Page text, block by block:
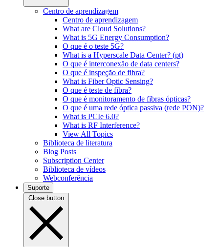
Centro de aprendizagem
Centro de aprendizagem
What are Cloud Solutions?
What is 5G Energy Consumption?
O que é o teste 5G?
What is a Hyperscale Data Center? (pt)
O que é interconexão de data centers?
O que é inspeção de fibra?
What is Fiber Optic Sensing?
O que é teste de fibra?
O que é monitoramento de fibras ópticas?
O que é uma rede óptica passiva (rede PON)?
What is PCIe 6.0?
What is RF Interference?
View All Topics
Biblioteca de literatura
Blog Posts
Subscription Center
Biblioteca de vídeos
Webconferência
Suporte
Close button